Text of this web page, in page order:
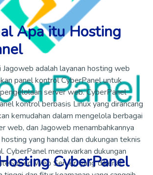
Apa itu Hosting
adalah layanan hosting web
panel kontrol CyberPanel untuk
server web. CyberPanel
kontrol berbasis Linux yang dirancang
kemudahan dalam mengelola berbagai
web, dan Jagoweb menambahkannya
yang handal dan dukungan teknis
CyberPanel menawarkan dukungan
Web Server, yang dikenal
CyberPanel